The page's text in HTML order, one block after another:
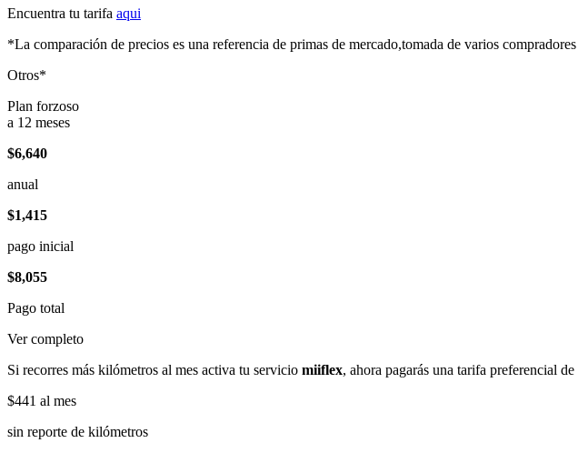
Encuentra tu tarifa aqui
*La comparación de precios es una referencia de primas de mercado,tomada de varios
Otros*
Plan forzoso
a 12 meses
$6,640
anual
$1,415
pago inicial
$8,055
Pago total
Ver completo
Si recorres más kilómetros al mes activa tu servicio miiflex, ahora pagarás una tarifa preferencial de
$441 al mes
sin reporte de kilómetros